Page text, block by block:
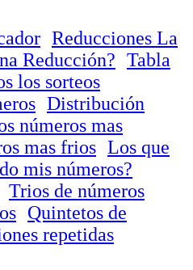
Reducciones La
Reducción? Tabla
los sorteos
Distribución
números mas
mas frios Los que
mis números?
Trios de números
Quintetos de
repetidas